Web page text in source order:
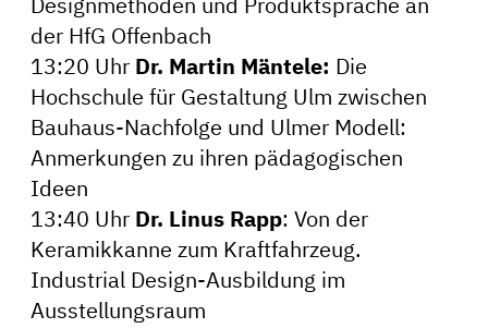
Designmethoden und Produktsprache an
der HfG Offenbach
13:20 Uhr Dr. Martin Mäntele: Die
Hochschule für Gestaltung Ulm zwischen
Bauhaus-Nachfolge und Ulmer Modell:
Anmerkungen zu ihren pädagogischen
Ideen
13:40 Uhr Dr. Linus Rapp: Von der
Keramikkanne zum Kraftfahrzeug.
Industrial Design-Ausbildung im
Ausstellungsraum